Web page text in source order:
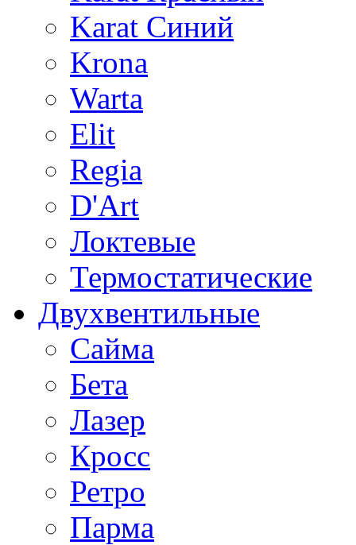
Karat Синий
Krona
Warta
Elit
Regia
D'Art
Локтевые
Термостатические
Двухвентильные
Сайма
Бета
Лазер
Кросс
Ретро
Парма